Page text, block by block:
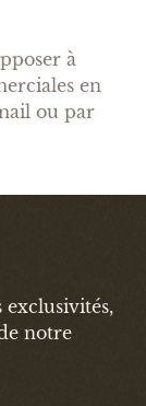
à
en
ou par
exclusivités,
notre